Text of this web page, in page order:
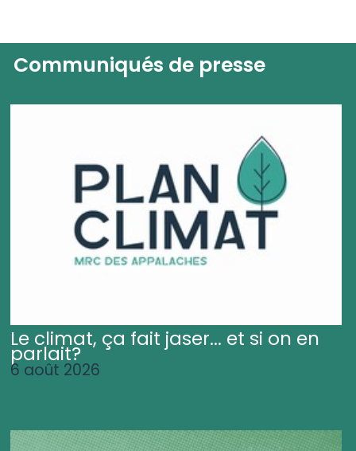
Communiqués de presse
Le climat, ça fait jaser... et si on en
parlait?
6 août 2026